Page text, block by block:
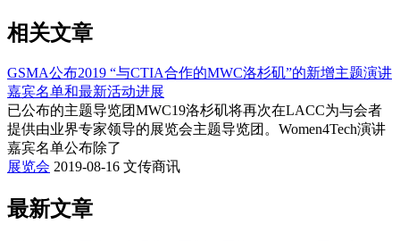
相关文章
GSMA公布2019 “与CTIA合作的MWC洛杉矶”的新增主题演讲
嘉宾名单和最新活动进展
已公布的主题导览团MWC19洛杉矶将再次在LACC为与会者
提供由业界专家领导的展览会主题导览团。Women4Tech演讲
嘉宾名单公布除了
展览会 2019-08-16 文传商讯
最新文章